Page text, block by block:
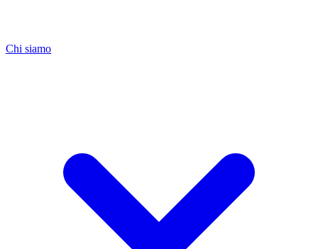
Chi siamo